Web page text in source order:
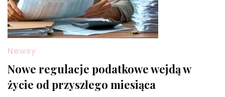
Newsy
Nowe regulacje podatkowe wejdą w
życie od przyszłego miesiąca